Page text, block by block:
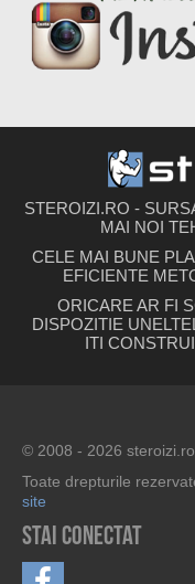
STEROIZI.RO -
MAI NOI
CELE MAI BUNE
EFICIENTE
ORICARE AR FI
DISPOZITIE
ITI
© 2008 - 2026 steroizi.ro
Toate drepturile
site
Stai conectat